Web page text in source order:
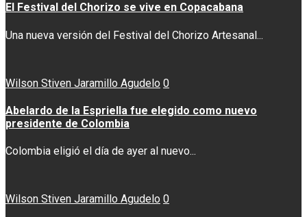
El Festival del Chorizo se vive en Copacabana
Una nueva versión del Festival del Chorizo Artesanal...
Wilson Stiven Jaramillo Agudelo 0
Abelardo de la Espriella fue elegido como nuevo
presidente de Colombia
Colombia eligió el día de ayer al nuevo...
Wilson Stiven Jaramillo Agudelo 0